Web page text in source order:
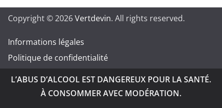
Copyright © 2026Vertdevin. All rights reserved.
Informations légales
Politique de confidentialité
L’ABUS D’ALCOOL EST DANGEREUX POUR LA SANTÉ.
À CONSOMMER AVEC MODÉRATION.